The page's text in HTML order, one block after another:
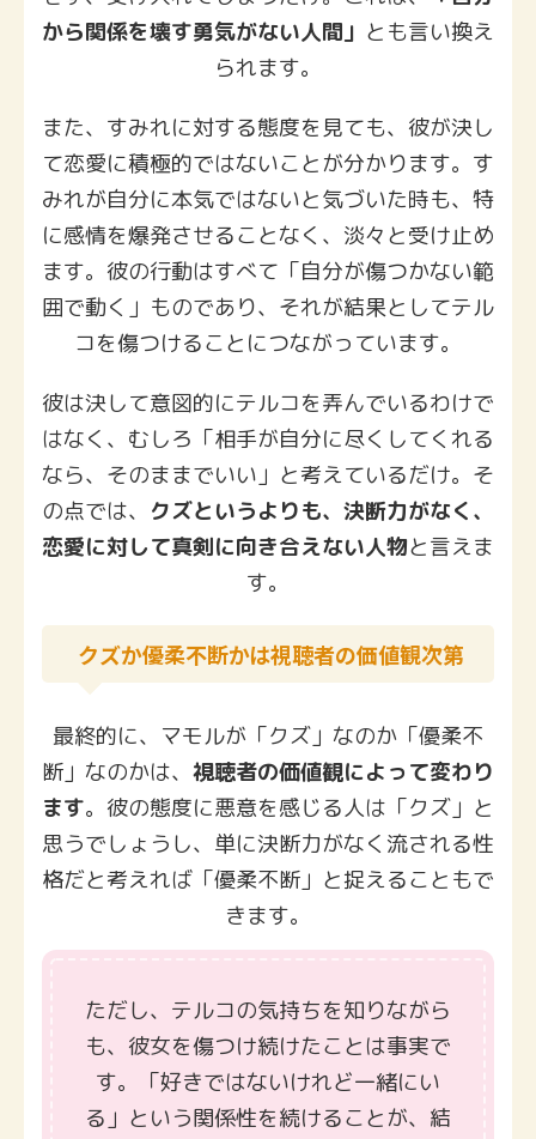
から関係を壊す勇気がない人間」 とも言い換え
られます。
また、すみれに対する態度を見ても、彼が決し
て恋愛に積極的ではないことが分かります。す
みれが自分に本気ではないと気づいた時も、特
に感情を爆発させることなく、淡々と受け止め
ます。彼の行動はすべて「自分が傷つかない範
囲で動く」ものであり、それが結果としてテル
コを傷つけることにつながっています。
彼は決して意図的にテルコを弄んでいるわけで
はなく、むしろ「相手が自分に尽くしてくれる
なら、そのままでいい」と考えているだけ。そ
の点では、 クズというよりも、決断力がなく、
恋愛に対して真剣に向き合えない人物と言えま
す。
クズか優柔不断かは視聴者の価値観次第
最終的に、マモルが「クズ」なのか「優柔不
断」なのかは、 視聴者の価値観によって変わり
ます。彼の態度に悪意を感じる人は「クズ」と
思うでしょうし、単に決断力がなく流される性
格だと考えれば「優柔不断」と捉えることもで
きます。
ただし、テルコの気持ちを知りながら
も、彼女を傷つけ続けたことは事実で
す。「好きではないけれど一緒にい
る」という関係性を続けることが、結